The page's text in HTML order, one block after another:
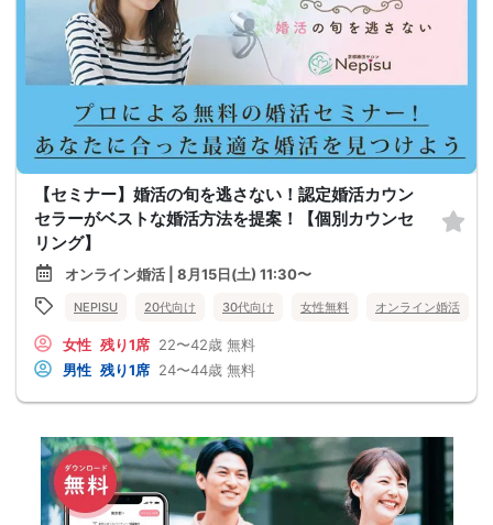
【セミナー】婚活の旬を逃さない！認定婚活カウン
セラーがベストな婚活方法を提案！【個別カウンセ
リング】
オンライン婚活 | 8月15日(土) 11:30〜
NEPISU 20代向け 30代向け 女性無料 オンライン婚活
女性 残り1席 22〜42歳 無料
男性 残り1席 24〜44歳 無料